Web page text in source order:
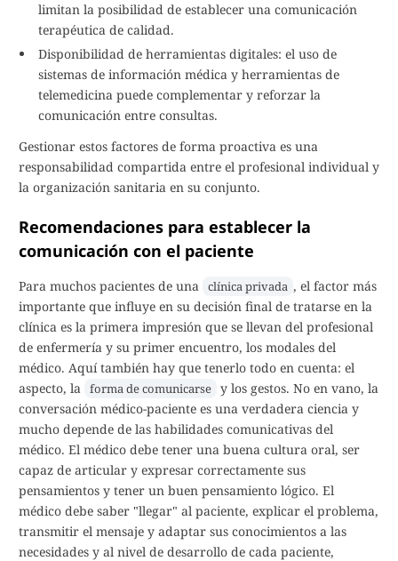
limitan la posibilidad de establecer una comunicación
terapéutica de calidad.
Disponibilidad de herramientas digitales: el uso de
sistemas de información médica y herramientas de
telemedicina puede complementar y reforzar la
comunicación entre consultas.
Gestionar estos factores de forma proactiva es una
responsabilidad compartida entre el profesional individual y
la organización sanitaria en su conjunto.
Recomendaciones para establecer la
comunicación con el paciente
Para muchos pacientes de una clínica privada , el factor más
importante que influye en su decisión final de tratarse en la
clínica es la primera impresión que se llevan del profesional
de enfermería y su primer encuentro, los modales del
médico. Aquí también hay que tenerlo todo en cuenta: el
aspecto, la forma de comunicarse y los gestos. No en vano, la
conversación médico-paciente es una verdadera ciencia y
mucho depende de las habilidades comunicativas del
médico. El médico debe tener una buena cultura oral, ser
capaz de articular y expresar correctamente sus
pensamientos y tener un buen pensamiento lógico. El
médico debe saber "llegar" al paciente, explicar el problema,
transmitir el mensaje y adaptar sus conocimientos a las
necesidades y al nivel de desarrollo de cada paciente,